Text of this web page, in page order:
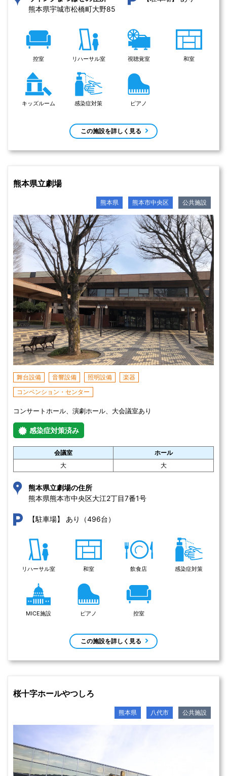
熊本県宇城市松橋町大野85
控室 リハーサル室 視聴覚室 和室
キッズルーム 感染症対策 ピアノ
この施設を詳しく見る
熊本県立劇場
熊本県 熊本市中央区 公共施設
舞台設備 音響設備 照明設備
楽器
コンベンション・センター
コンサートホール、演劇ホール、大会議室あり
感染症対策済み
会議室
ホール
大
大
熊本県立劇場の住所
熊本県熊本市中央区大江2丁目7番1号
【駐車場】 あり（496台）
リハーサル室 和室 飲食店 感染症対策
MICE施設 ピアノ 控室
この施設を詳しく見る
桜十字ホールやつしろ
熊本県 八代市 公共施設